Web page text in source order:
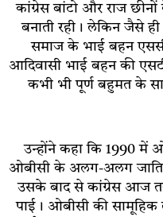
कांग्रेस बांटो और राज
बनाती रही। लेकिन जैसे
समाज के भाई बहन
आदिवासी भाई बहन की
कभी भी पूर्ण बहुमत के
उन्होंने कहा कि 1990 में
ओबीसी के अलग-अलग
उसके बाद से कांग्रेस आज
पाई। ओबीसी की सामूहिक